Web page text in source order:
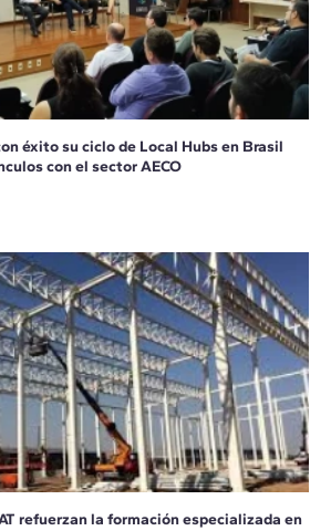
éxito su ciclo de Local Hubs en Brasil
con el sector AECO
refuerzan la formación especializada en